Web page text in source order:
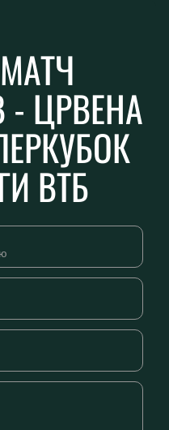
ЦРВЕНА
ВТБ